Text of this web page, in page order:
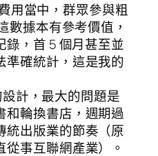
用當中，群眾參與粗
數據本有參考價值，
錄，首 5 個月甚至並
準確統計，這是我的
設計，最大的問題是
和輪換書店，週期過
統出版業的節奏（原
事互聯網產業）。